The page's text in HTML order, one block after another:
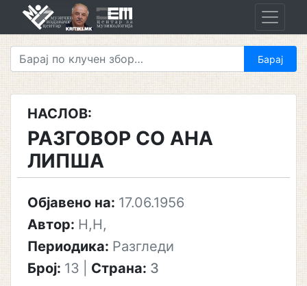
НАСЛОВ:
РАЗГОВОР СО АНА
ЛИПША
Објавено на: 17.06.1956
Автор: Н,Н,
Периодика: Разгледи
Број: 13 Страна: 3